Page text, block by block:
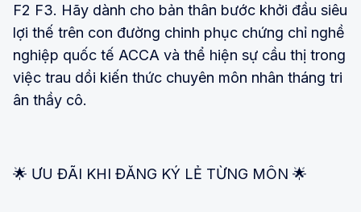
F2 F3. Hãy dành cho bản thân bước khởi đầu siêu
lợi thế trên con đường chinh phục chứng chỉ nghề
nghiệp quốc tế ACCA và thể hiện sự cầu thị trong
việc trau dồi kiến thức chuyên môn nhân tháng tri
ân thầy cô.
🌟 ƯU ĐÃI KHI ĐĂNG KÝ LẺ TỪNG MÔN 🌟